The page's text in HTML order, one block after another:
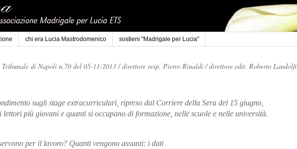
chi era Lucia Mastrodomenico sostieni "Madrigale per Lucia"
Tribunale di Napoli n.70 del 05-11-2013 /direttore resp. Pietro Rinaldi /direttore edit. Roberto Landolfi
sugli stage extracurriculari, ripreso dal Corriere della Sera del 15 giugno,
lettori più giovani e quanti si occupano di formazione, nelle scuole e nelle università.
per il lavoro? Quanti vengono assunti: i dati